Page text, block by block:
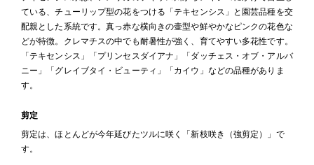
ている、チューリップ型の花をつける「テキセンシス」と園芸品種を交
配親とした系統です。真っ赤な横向きの壷型や鮮やかなピンクの花色な
どが特徴。クレマチスの中でも耐暑性が強く、育てやすい多花性です。
「テキセンシス」「プリンセスダイアナ」「ダッチェス・オブ・アルバ
ニー」「グレイブタイ・ビューティ」「カイウ」などの品種がありま
す。
剪定
剪定は、ほとんどが今年延びたツルに咲く「新枝咲き（強剪定）」で
す。